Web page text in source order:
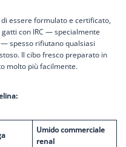
essere formulato e certificato,
gatti con IRC — specialmente
spesso rifiutano qualsiasi
Il cibo fresco preparato in
molto più facilmente.
Umido commerciale
renal